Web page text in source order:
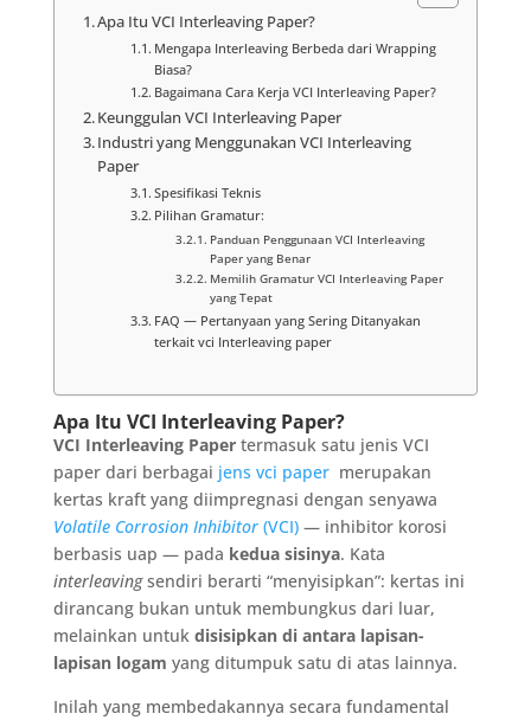
Apa Itu VCI Interleaving Paper?
Mengapa Interleaving Berbeda dari Wrapping
Biasa?
Bagaimana Cara Kerja VCI Interleaving Paper?
Keunggulan VCI Interleaving Paper
Industri yang Menggunakan VCI Interleaving
Paper
Spesifikasi Teknis
Pilihan Gramatur:
Panduan Penggunaan VCI Interleaving
Paper yang Benar
Memilih Gramatur VCI Interleaving Paper
yang Tepat
FAQ — Pertanyaan yang Sering Ditanyakan
terkait vci Interleaving paper
Apa Itu VCI Interleaving Paper?
VCI Interleaving Papertermasuk satu jenis VCI
paper dari berbagai jens vci papermerupakan
kertas kraft yang diimpregnasi dengan senyawa
Volatile Corrosion Inhibitor(VCI)— inhibitor korosi
berbasis uap — pada kedua sisinya. Kata
interleavingsendiri berarti “menyisipkan”: kertas ini
dirancang bukan untuk membungkus dari luar,
melainkan untuk disisipkan di antara lapisan-
lapisan logam yang ditumpuk satu di atas lainnya.
Inilah yang membedakannya secara fundamental